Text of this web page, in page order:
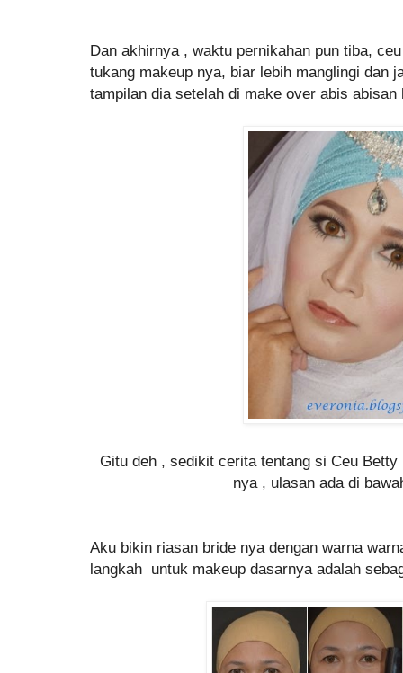
Dan akhirnya , waktu pernikahan pun tiba,
tukang makeup nya, biar lebih manglingi dan
tampilan dia setelah di make over abis abisan
Gitu deh , sedikit cerita tentang si Ceu
nya , ulasan ada di
Aku bikin riasan bride nya dengan warna
langkah untuk makeup dasarnya adalah